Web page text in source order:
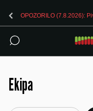
OPOZORILO
Ekipa